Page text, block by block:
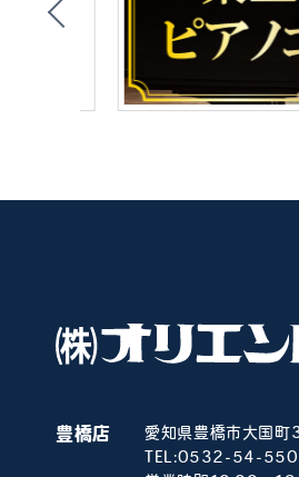
豊橋店
愛知県豊橋市大国
TEL:0532-54-